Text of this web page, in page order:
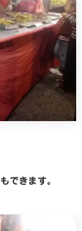
できます。